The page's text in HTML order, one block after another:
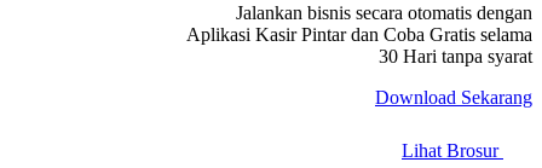
Jalankan bisnis secara otomatis dengan
Aplikasi Kasir Pintar dan Coba Gratis selama
30 Hari tanpa syarat
Download Sekarang
Lihat Brosur